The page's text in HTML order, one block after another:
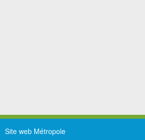
Site web Métropole